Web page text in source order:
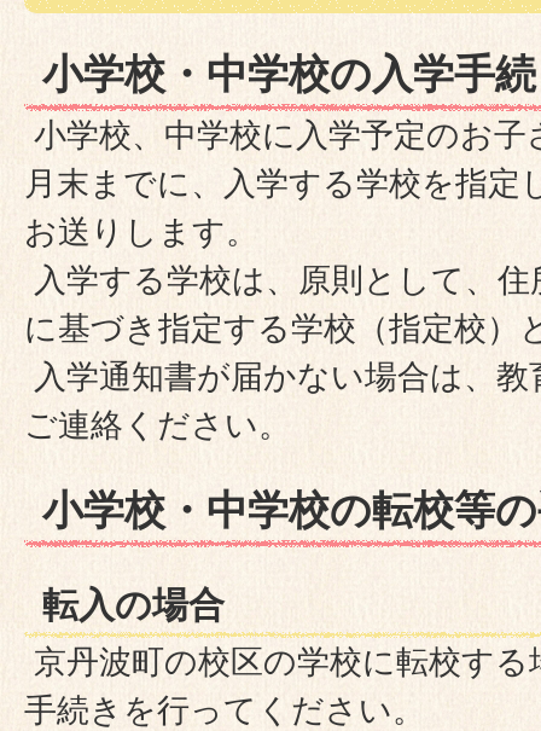
小学校・中学校の入学手
小学校、中学校に入学予定のお
月末までに、入学する学校を指定
お送りします。
入学する学校は、原則として、
に基づき指定する学校（指定校）
入学通知書が届かない場合は、
ご連絡ください。
小学校・中学校の転校等
転入の場合
京丹波町の校区の学校に転校す
手続きを行ってください。